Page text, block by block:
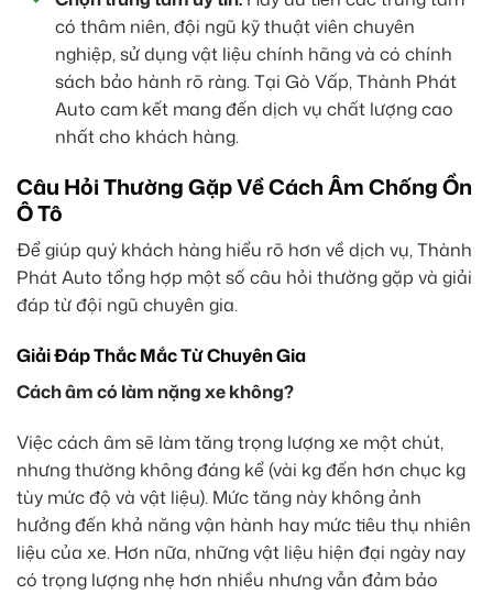
có thâm niên, đội ngũ kỹ thuật viên chuyên
nghiệp, sử dụng vật liệu chính hãng và có chính
sách bảo hành rõ ràng. Tại Gò Vấp, Thành Phát
Auto cam kết mang đến dịch vụ chất lượng cao
nhất cho khách hàng.
Câu Hỏi Thường Gặp Về Cách Âm Chống Ồn
Ô Tô
Để giúp quý khách hàng hiểu rõ hơn về dịch vụ, Thành
Phát Auto tổng hợp một số câu hỏi thường gặp và giải
đáp từ đội ngũ chuyên gia.
Giải Đáp Thắc Mắc Từ Chuyên Gia
Cách âm có làm nặng xe không?
Việc cách âm sẽ làm tăng trọng lượng xe một chút,
nhưng thường không đáng kể (vài kg đến hơn chục kg
tùy mức độ và vật liệu). Mức tăng này không ảnh
hưởng đến khả năng vận hành hay mức tiêu thụ nhiên
liệu của xe. Hơn nữa, những vật liệu hiện đại ngày nay
có trọng lượng nhẹ hơn nhiều nhưng vẫn đảm bảo